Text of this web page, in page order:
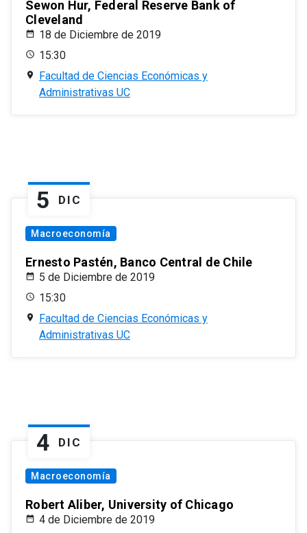
Sewon Hur, Federal Reserve Bank of
Cleveland
18 de Diciembre de 2019
15:30
Facultad de Ciencias Económicas y
Administrativas UC
5 DIC
Macroeconomía
Ernesto Pastén, Banco Central de Chile
5 de Diciembre de 2019
15:30
Facultad de Ciencias Económicas y
Administrativas UC
4 DIC
Macroeconomía
Robert Aliber, University of Chicago
4 de Diciembre de 2019